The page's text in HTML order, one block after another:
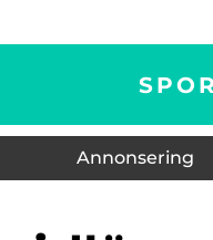
Annonsering